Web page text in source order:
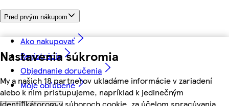
Nastavenia súkromia
My a našich 18 partnerov ukladáme informácie v zariadení
alebo k nim pristupujeme, napríklad k jedinečným
identifikátorom v súboroch cookie, za účelom spracúvania
Pred prvým nákupom
Ako nakupovať
Registrácia
Objednanie doručenia
Moje obľúbené